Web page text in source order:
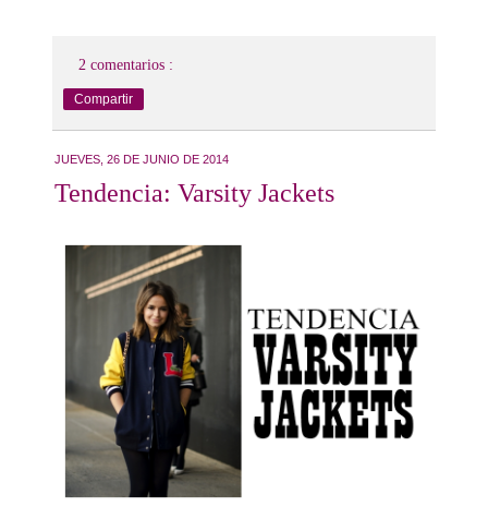
2 comentarios :
Compartir
JUEVES, 26 DE JUNIO DE 2014
Tendencia: Varsity Jackets